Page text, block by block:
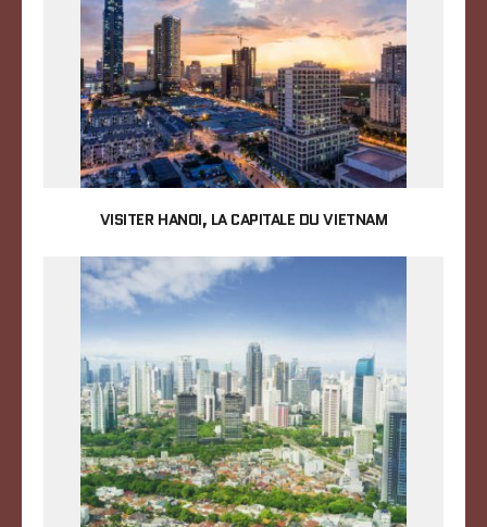
VISITER HANOI, LA CAPITALE DU VIETNAM